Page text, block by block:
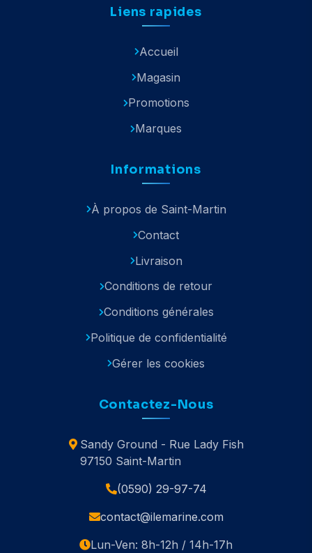
Liens rapides
Accueil
Magasin
Promotions
Marques
Informations
À propos de Saint-Martin
Contact
Livraison
Conditions de retour
Conditions générales
Politique de confidentialité
Gérer les cookies
Contactez-Nous
Sandy Ground - Rue Lady Fish
97150 Saint-Martin
(0590) 29-97-74
contact@ilemarine.com
Lun-Ven: 8h-12h / 14h-17h